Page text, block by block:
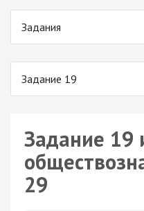
Задания
Задание 19
Задание 19
29